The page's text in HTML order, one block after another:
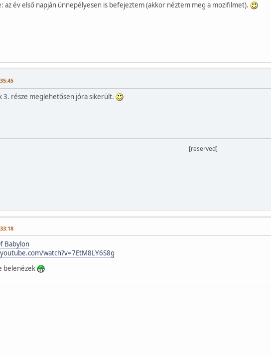
az év első napján ünnepélyesen is befejeztem (akkor néztem meg a mozifilmet).
3. része meglehetősen jóra sikerült.
[reserved]
Babylon
watch?v=7EtM8LY6S8g
belenézek